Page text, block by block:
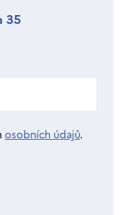
35
osobních údajů.